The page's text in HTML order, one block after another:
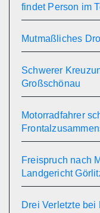
findet Person im
Mutmaßliches
Schwerer
Großschönau
Motorradfahrer
Freispruch nach
Landgericht
Drei Verletzte bei